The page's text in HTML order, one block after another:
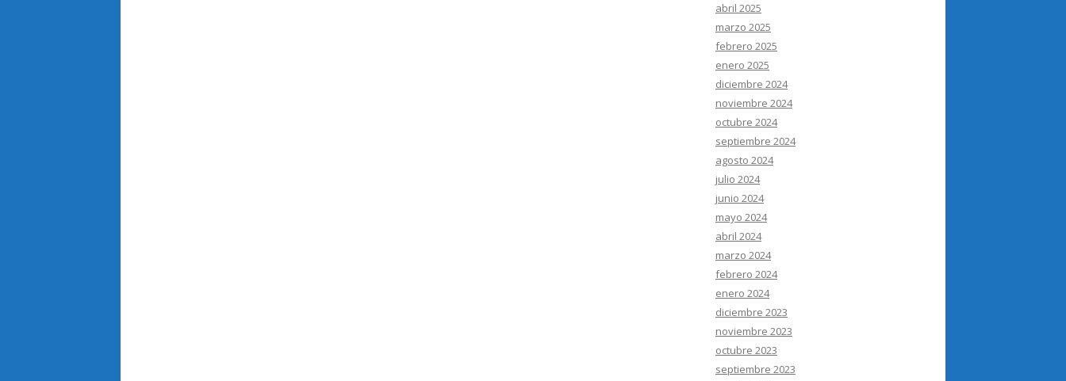
abril 2025
marzo 2025
febrero 2025
enero 2025
diciembre 2024
noviembre 2024
octubre 2024
septiembre 2024
agosto 2024
julio 2024
junio 2024
mayo 2024
abril 2024
marzo 2024
febrero 2024
enero 2024
diciembre 2023
noviembre 2023
octubre 2023
septiembre 2023